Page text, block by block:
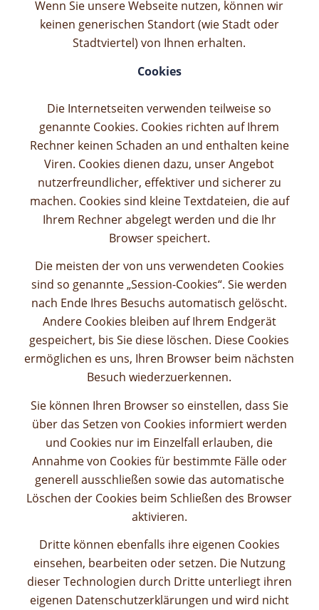
Wenn Sie unsere Webseite nutzen, können wir
keinen generischen Standort (wie Stadt oder
Stadtviertel) von Ihnen erhalten.
Cookies
Die Internetseiten verwenden teilweise so
genannte Cookies. Cookies richten auf Ihrem
Rechner keinen Schaden an und enthalten keine
Viren. Cookies dienen dazu, unser Angebot
nutzerfreundlicher, effektiver und sicherer zu
machen. Cookies sind kleine Textdateien, die auf
Ihrem Rechner abgelegt werden und die Ihr
Browser speichert.
Die meisten der von uns verwendeten Cookies
sind so genannte „Session-Cookies“. Sie werden
nach Ende Ihres Besuchs automatisch gelöscht.
Andere Cookies bleiben auf Ihrem Endgerät
gespeichert, bis Sie diese löschen. Diese Cookies
ermöglichen es uns, Ihren Browser beim nächsten
Besuch wiederzuerkennen.
Sie können Ihren Browser so einstellen, dass Sie
über das Setzen von Cookies informiert werden
und Cookies nur im Einzelfall erlauben, die
Annahme von Cookies für bestimmte Fälle oder
generell ausschließen sowie das automatische
Löschen der Cookies beim Schließen des Browser
aktivieren.
Dritte können ebenfalls ihre eigenen Cookies
einsehen, bearbeiten oder setzen. Die Nutzung
dieser Technologien durch Dritte unterliegt ihren
eigenen Datenschutzerklärungen und wird nicht